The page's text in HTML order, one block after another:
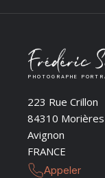
PHOTOGRAPHE
223 Rue Crillon
84310
Avignon
FRANCE
Appeler